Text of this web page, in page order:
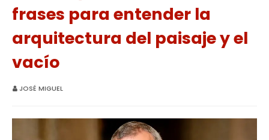
frases para entender la
arquitectura del paisaje y el
vacío
JOSÉ MIGUEL